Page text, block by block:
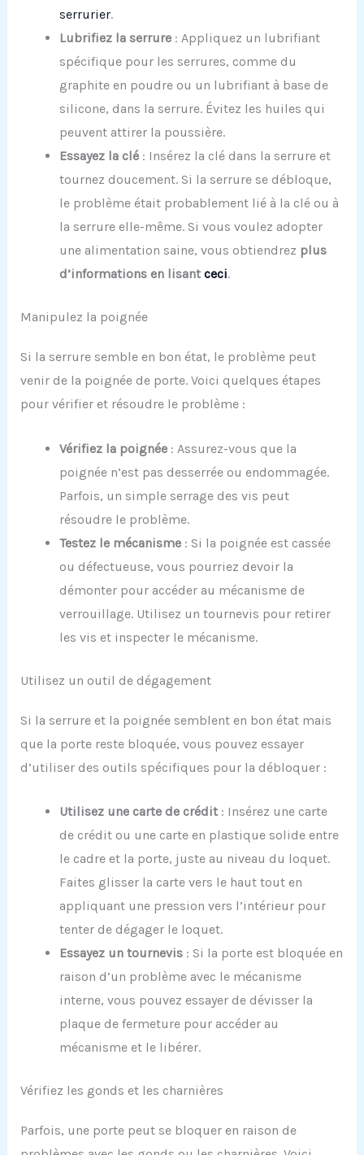
serrurier.
Lubrifiez la serrure: Appliquez un lubrifiant
spécifique pour les serrures, comme du
graphite en poudre ou un lubrifiant à base de
silicone, dans la serrure. Évitez les huiles qui
peuvent attirer la poussière.
Essayez la clé: Insérez la clé dans la serrure et
tournez doucement. Si la serrure se débloque,
le problème était probablement lié à la clé ou à
la serrure elle-même. Si vous voulez adopter
une alimentation saine, vous obtiendrez plus
d’informations en lisant ceci.
Manipulez la poignée
Si la serrure semble en bon état, le problème peut
venir de la poignée de porte. Voici quelques étapes
pour vérifier et résoudre le problème :
Vérifiez la poignée: Assurez-vous que la
poignée n’est pas desserrée ou endommagée.
Parfois, un simple serrage des vis peut
résoudre le problème.
Testez le mécanisme: Si la poignée est cassée
ou défectueuse, vous pourriez devoir la
démonter pour accéder au mécanisme de
verrouillage. Utilisez un tournevis pour retirer
les vis et inspecter le mécanisme.
Utilisez un outil de dégagement
Si la serrure et la poignée semblent en bon état mais
que la porte reste bloquée, vous pouvez essayer
d’utiliser des outils spécifiques pour la débloquer :
Utilisez une carte de crédit: Insérez une carte
de crédit ou une carte en plastique solide entre
le cadre et la porte, juste au niveau du loquet.
Faites glisser la carte vers le haut tout en
appliquant une pression vers l’intérieur pour
tenter de dégager le loquet.
Essayez un tournevis: Si la porte est bloquée en
raison d’un problème avec le mécanisme
interne, vous pouvez essayer de dévisser la
plaque de fermeture pour accéder au
mécanisme et le libérer.
Vérifiez les gonds et les charnières
Parfois, une porte peut se bloquer en raison de